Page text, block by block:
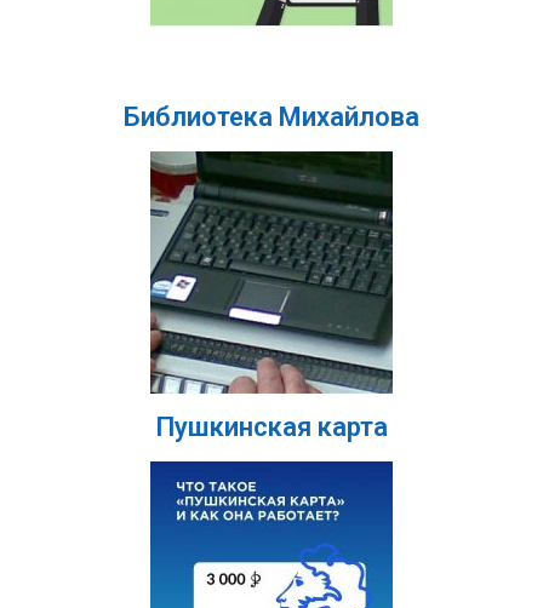
Библиотека Михайлова
Пушкинская карта